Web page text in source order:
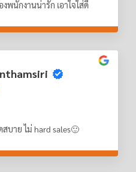
นักงานน่ารัก เอาใจใส่ดี
บาย ไม่ hard sales🙂